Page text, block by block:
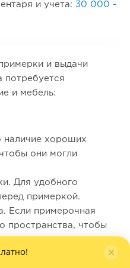
и учета: 30 000 -
и выдачи
потребуется
и мебель:
наличие хороших
они могли
Для удобного
примеркой.
Если примерочная
пространства, чтобы
или для тех, кто